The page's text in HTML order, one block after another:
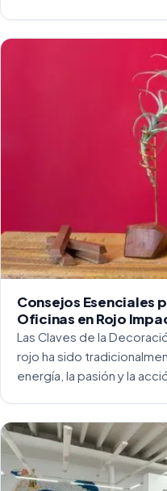
Consejos Esenciales
Oficinas en Rojo
Las Claves de la
rojo ha sido
energía, la pasión y la